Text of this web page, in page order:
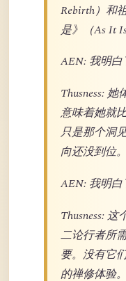
Rebirth）和
是》（As It Is
AEN: 我明白
Thusness:
意味着她就
只是那个洞
向还没到位。
AEN: 我明白
Thusness:
二论行者所
要。没有它
的禅修体验。